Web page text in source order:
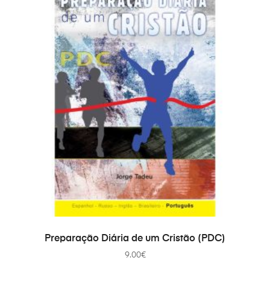
PRIDAŤ DO KOŠÍKA
Preparação Diária de um Cristão (PDC)
9.00€